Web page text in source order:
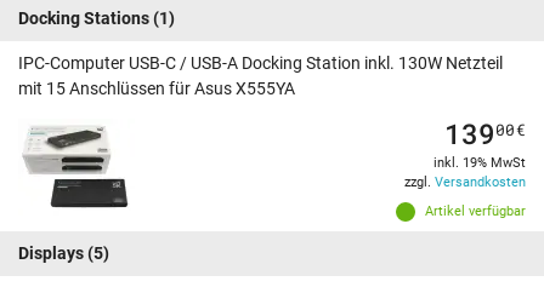
Docking Stations(1)
IPC-Computer USB-C / USB-A Docking Station inkl. 130W Netzteil
mit 15 Anschlüssen für Asus X555YA
Artikel verfügbar
13900€
inkl. 19% MwSt
zzgl. Versandkosten
Displays(5)